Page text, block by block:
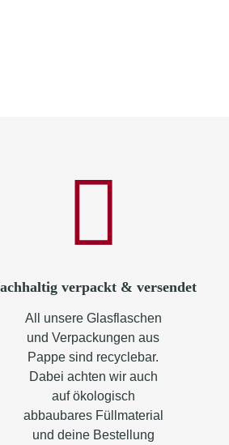
verpackt & versendet
All unsere Glasflaschen
und Verpackungen aus
Pappe sind recyclebar.
Dabei achten wir auch
auf ökologisch
abbaubares Füllmaterial
und deine Bestellung